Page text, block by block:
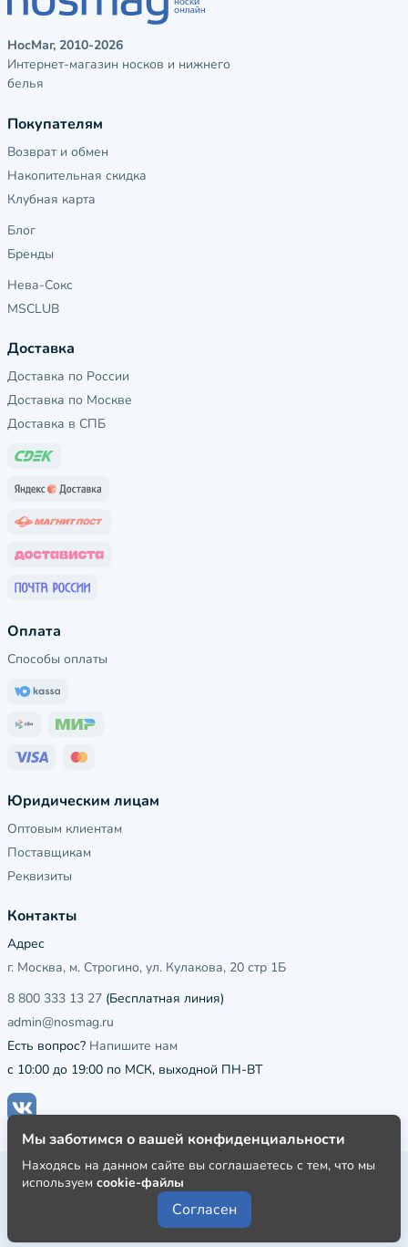
НосМаг, 2010-2026
Интернет-магазин носков и нижнего
белья
Покупателям
Возврат и обмен
Накопительная скидка
Клубная карта
Блог
Бренды
Нева-Сокс
MSCLUB
Доставка
Доставка по России
Доставка по Москве
Доставка в СПБ
Оплата
Способы оплаты
Юридическим лицам
Оптовым клиентам
Поставщикам
Реквизиты
Контакты
Адрес
г. Москва, м. Строгино, ул. Кулакова, 20 стр 1Б
8 800 333 13 27 (Бесплатная линия)
admin@nosmag.ru
Есть вопрос? Напишите нам
с 10:00 до 19:00 по МСК, выходной ПН-ВТ
Публичная оферта
Пользовательское соглашение
Политика конфиденциальности
Мы заботимся о вашей конфиденциальности
Находясь на данном сайте вы соглашаетесь с тем, что мы
используем cookie-файлы
Согласен